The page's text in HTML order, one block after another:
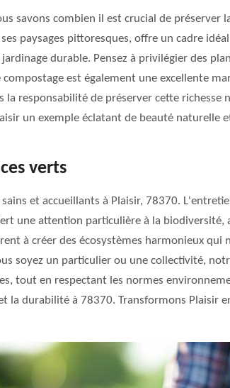
savons combien il est crucial de préserver
paysages pittoresques, offre un cadre
durable. Pensez à privilégier des
est également une excellente
responsabilité de préserver cette richesse
un exemple éclatant de beauté naturelle
verts
et accueillants à Plaisir, 78370.
une attention particulière à la biodiversité,
à créer des écosystèmes harmonieux qui
soyez un particulier ou une collectivité,
tout en respectant les normes
la durabilité à 78370. Transformons Plaisir